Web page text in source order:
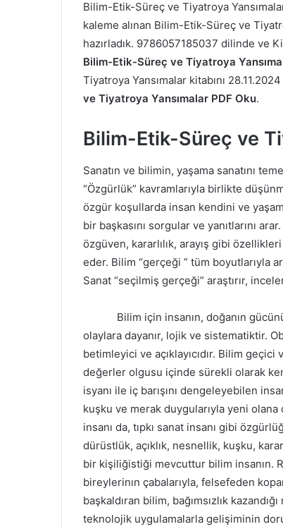
Bilim-Etik-Süreç ve Tiyatroya
kaleme alınan Bilim-Etik-Süreç ve
hazırladık. 9786057185037 dilinde ve
Bilim-Etik-Süreç ve Tiyatroya
Tiyatroya Yansımalar kitabını
ve Tiyatroya Yansımalar PDF Oku.
Bilim-Etik-Süreç ve
Sanatın ve bilimin, yaşama sanatını
“Özgürlük” kavramlarıyla birlikte
özgür koşullarda insan kendini ve
bir başkasını sorgular ve yanıtlarını
özgüven, kararlılık, arayış gibi
eder. Bilim “gerçeği ” tüm boyutlarıyla
Sanat “seçilmiş gerçeği” araştırır,
Bilim için insanın, doğanın gücünü
olaylara dayanır, lojik ve sistematiktir.
betimleyici ve açıklayıcıdır. Bilim
değerler olgusu içinde sürekli olarak
isyanı ile iç barışını dengeleyebilen
kuşku ve merak duygularıyla yeni
insanı da, tıpkı sanat insanı gibi
dürüstlük, açıklık, nesnellik, kuşku,
bir kişiliğistiği mevcuttur bilim insanın.
bireylerinın çabalarıyla, felsefeden
başkaldıran bilim, bağımsızlık
teknolojik uygulamalarla gelişiminin